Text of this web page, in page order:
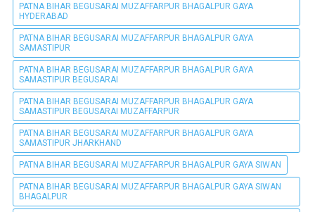
PATNA BIHAR BEGUSARAI MUZAFFARPUR BHAGALPUR GAYA
HYDERABAD
PATNA BIHAR BEGUSARAI MUZAFFARPUR BHAGALPUR GAYA
SAMASTIPUR
PATNA BIHAR BEGUSARAI MUZAFFARPUR BHAGALPUR GAYA
SAMASTIPUR BEGUSARAI
PATNA BIHAR BEGUSARAI MUZAFFARPUR BHAGALPUR GAYA
SAMASTIPUR BEGUSARAI MUZAFFARPUR
PATNA BIHAR BEGUSARAI MUZAFFARPUR BHAGALPUR GAYA
SAMASTIPUR JHARKHAND
PATNA BIHAR BEGUSARAI MUZAFFARPUR BHAGALPUR GAYA SIWAN
PATNA BIHAR BEGUSARAI MUZAFFARPUR BHAGALPUR GAYA SIWAN
BHAGALPUR